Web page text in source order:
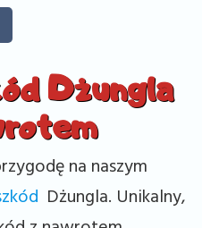
Dżungla
na naszym
Dżungla. Unikalny,